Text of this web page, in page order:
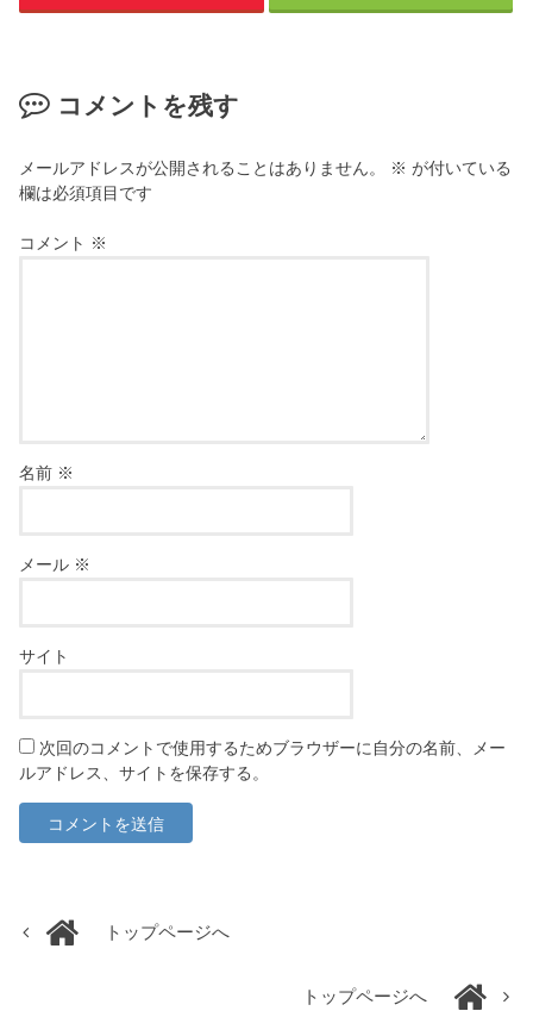
コメントを残す
メールアドレスが公開されることはありません。 ※ が付いている
欄は必須項目です
コメント ※
名前 ※
メール ※
サイト
次回のコメントで使用するためブラウザーに自分の名前、メー
ルアドレス、サイトを保存する。
トップページへ
トップページへ